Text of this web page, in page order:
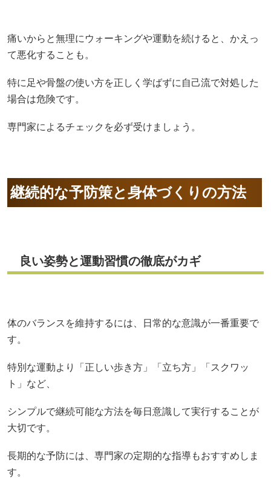
痛いからと無理にウォーキングや運動を続けると、かえっ
て悪化することも。
特に足や骨盤の使い方を正しく学ばずに自己流で対処した
場合は危険です。
専門家によるチェックを必ず受けましょう。
継続的な予防策と身体づくりの方法
良い姿勢と運動習慣の徹底がカギ
体のバランスを維持するには、日常的な意識が一番重要で
す。
特別な運動より「正しい歩き方」「立ち方」「スクワッ
ト」など、
シンプルで継続可能な方法を毎日意識して実行することが
大切です。
長期的な予防には、専門家の定期的な指導もおすすめしま
す。